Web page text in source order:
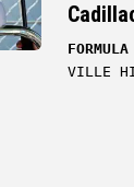
VILLE